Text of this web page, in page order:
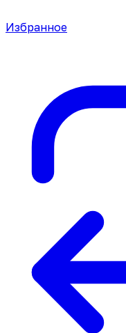
Избранное